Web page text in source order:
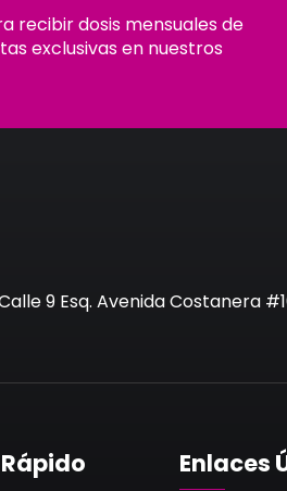
recibir dosis mensuales de
exclusivas en nuestros
9 Esq. Avenida Costanera
Enlaces